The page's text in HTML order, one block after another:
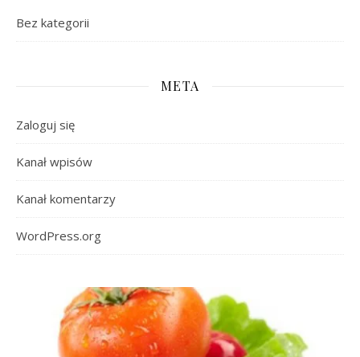
Bez kategorii
META
Zaloguj się
Kanał wpisów
Kanał komentarzy
WordPress.org